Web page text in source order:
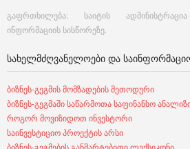
გაფრთხილება: საიტის
ინფორმაციის სისწორეზე.
ᲡᲐᲮᲔᲚᲛᲫᲦᲕᲐᲜᲔᲚᲝᲔᲑᲘ ᲓᲐ
ბიზნეს-გეგმის მომზადების მეთოდური
ბიზნეს-გეგმაში საწარმოთა საფინანსო
როგორ მოვიზიდოთ ინვესტორი
საინვესტიციო პროექტის არსი